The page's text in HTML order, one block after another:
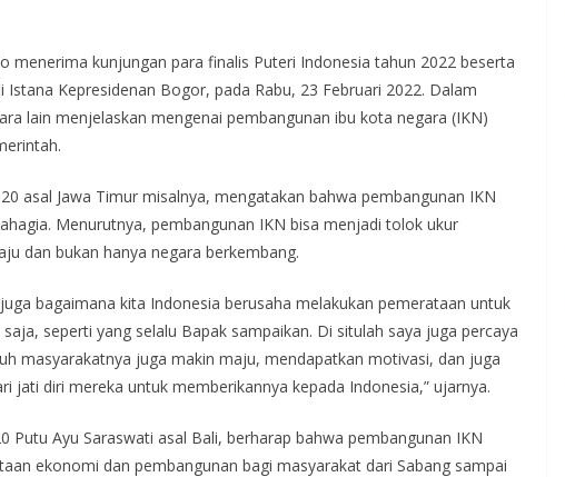
menerima kunjungan para finalis Puteri Indonesia tahun 2022 beserta
Kepresidenan Bogor, pada Rabu, 23 Februari 2022. Dalam
lain menjelaskan mengenai pembangunan ibu kota negara (IKN)
asal Jawa Timur misalnya, mengatakan bahwa pembangunan IKN
Menurutnya, pembangunan IKN bisa menjadi tolok ukur
dan bukan hanya negara berkembang.
bagaimana kita Indonesia berusaha melakukan pemerataan untuk
seperti yang selalu Bapak sampaikan. Di situlah saya juga percaya
masyarakatnya juga makin maju, mendapatkan motivasi, dan juga
jati diri mereka untuk memberikannya kepada Indonesia,” ujarnya.
Putu Ayu Saraswati asal Bali, berharap bahwa pembangunan IKN
ekonomi dan pembangunan bagi masyarakat dari Sabang sampai